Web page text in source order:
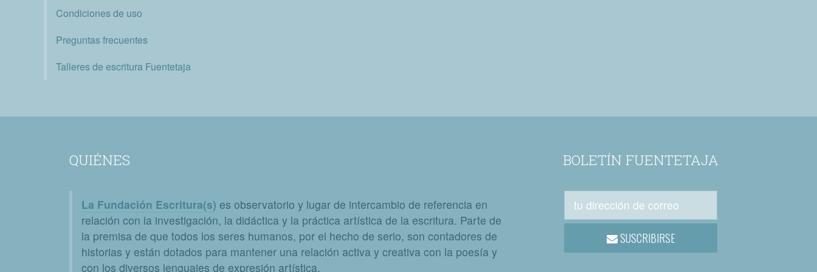
Condiciones de uso
Preguntas frecuentes
Talleres de escritura Fuentetaja
QUIÉNES
La Fundación Escritura(s) es observatorio y lugar de intercambio de referencia en
relación con la investigación, la didáctica y la práctica artística de la escritura. Parte de
la premisa de que todos los seres humanos, por el hecho de serlo, son contadores de
historias y están dotados para mantener una relación activa y creativa con la poesía y
con los diversos lenguajes de expresión artística.
BOLETÍN FUENTETAJA
SUSCRIBIRSE